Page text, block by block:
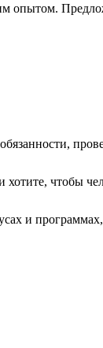
опытом.
хотите, чтобы
и